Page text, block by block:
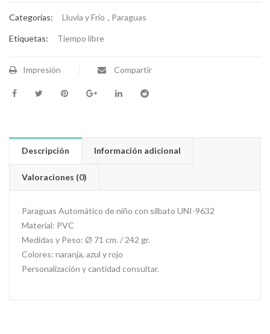
Categorías: Lluvia y Frío , Paraguas
Etiquetas: Tiempo libre
Impresión Compartir
Descripción Información adicional
Valoraciones (0)
Paraguas Automático de niño con silbato UNI-9632
Material: PVC
Medidas y Peso: Ø 71 cm. / 242 gr.
Colores: naranja, azul y rojo
Personalización y cantidad consultar.